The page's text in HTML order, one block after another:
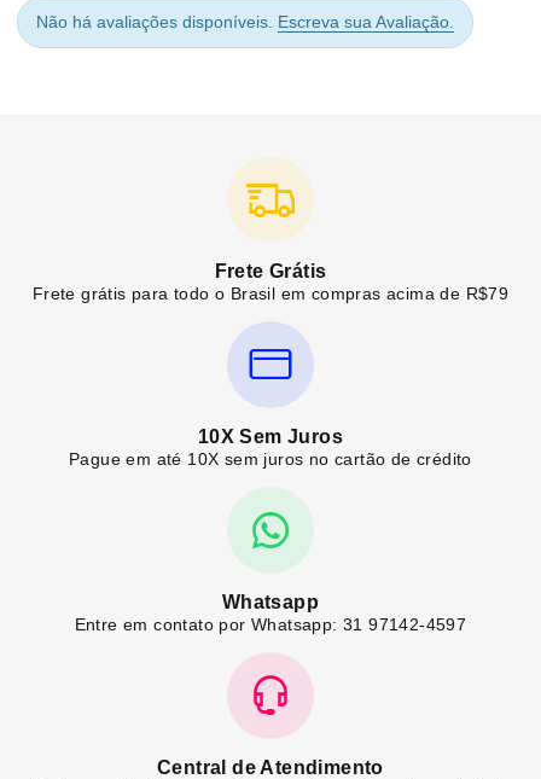
Não há avaliações disponíveis. Escreva sua Avaliação.
Frete Grátis
Frete grátis para todo o Brasil em compras acima de R$79
10X Sem Juros
Pague em até 10X sem juros no cartão de crédito
Whatsapp
Entre em contato por Whatsapp: 31 97142-4597
Central de Atendimento